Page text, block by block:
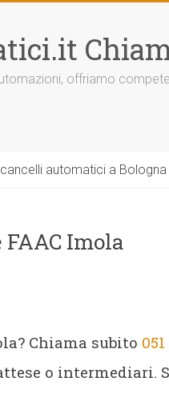
offriamo
automatici a Bologna
Imola
Chiama subito
o intermediari.